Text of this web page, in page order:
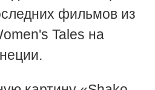
фильмов из
Tales на